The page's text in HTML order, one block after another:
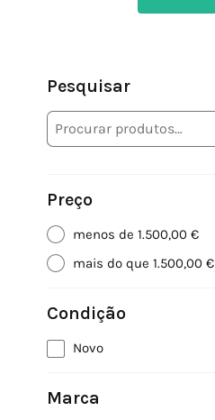
Pesquisar
Preço
menos de 1.500,00 €
mais do que 1.500,00 €
Condição
Novo
Marca